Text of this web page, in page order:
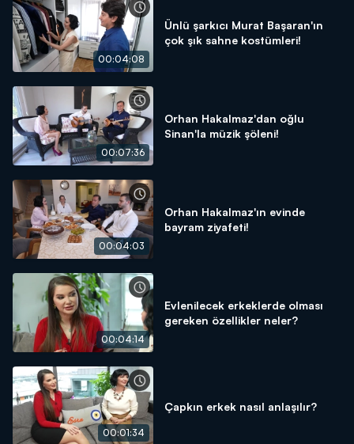
00:04:08
Ünlü şarkıcı Murat Başaran'ın
çok şık sahne kostümleri!
00:07:36
Orhan Hakalmaz'dan oğlu
Sinan'la müzik şöleni!
00:04:03
Orhan Hakalmaz'ın evinde
bayram ziyafeti!
00:04:14
Evlenilecek erkeklerde olması
gereken özellikler neler?
00:01:34
Çapkın erkek nasıl anlaşılır?